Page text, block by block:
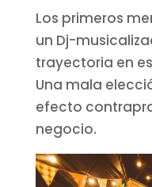
Los primeros
un Dj-
trayectoria en
Una mala
efecto
negocio.